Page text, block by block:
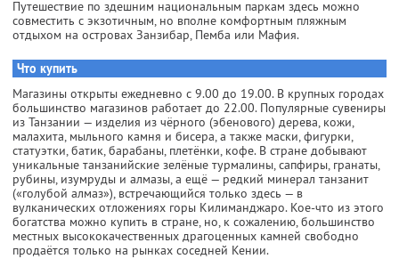
Путешествие по здешним национальным паркам здесь можно
совместить с экзотичным, но вполне комфортным пляжным
отдыхом на островах Занзибар, Пемба или Мафия.
Что купить
Магазины открыты ежедневно с 9.00 до 19.00. В крупных городах
большинство магазинов работает до 22.00. Популярные сувениры
из Танзании — изделия из чёрного (эбенового) дерева, кожи,
малахита, мыльного камня и бисера, а также маски, фигурки,
статуэтки, батик, барабаны, плетёнки, кофе. В стране добывают
уникальные танзанийские зелёные турмалины, сапфиры, гранаты,
рубины, изумруды и алмазы, а ещё — редкий минерал танзанит
(«голубой алмаз»), встречающийся только здесь — в
вулканических отложениях горы Килиманджаро. Кое-что из этого
богатства можно купить в стране, но, к сожалению, большинство
местных высококачественных драгоценных камней свободно
продаётся только на рынках соседней Кении.